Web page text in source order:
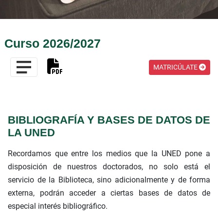
Curso 2026/2027
MATRICÚLATE
BIBLIOGRAFÍA Y BASES DE DATOS DE
LA UNED
Recordamos que entre los medios que la UNED pone a
disposición de nuestros doctorados, no solo está el
servicio de la Biblioteca, sino adicionalmente y de forma
externa, podrán acceder a ciertas bases de datos de
especial interés bibliográfico.